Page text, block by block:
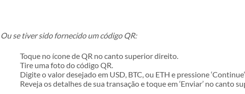
Ou se tiver sido fornecido um código QR:
Toque no ícone de QR no canto superior direito.
Tire uma foto do código QR.
Digite o valor desejado em USD, BTC, ou ETH e pressione ‘Continue’
Reveja os detalhes de sua transação e toque em ‘Enviar’ no canto